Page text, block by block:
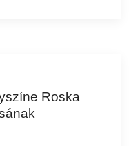
Roska